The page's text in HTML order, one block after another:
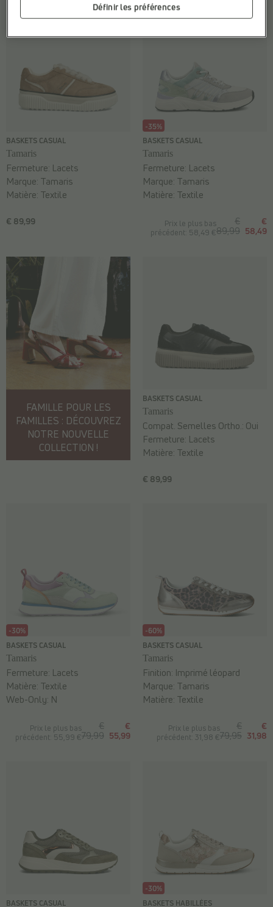
BASKETS CASUAL
Tamaris
€ 89,99
Fermeture: Lacets
Marque: Tamaris
Matière: Textile
-35%
BASKETS CASUAL
Tamaris
Prix le plus bas
précédent: 58,49 €
€
89,99
€
58,49
Fermeture: Lacets
Marque: Tamaris
Matière: Textile
FAMILLE POUR LES
FAMILLES : DÉCOUVREZ
NOTRE NOUVELLE
COLLECTION !
BASKETS CASUAL
Tamaris
€ 89,99
Compat. Semelles Ortho.: Oui
Fermeture: Lacets
Matière: Textile
-30%
BASKETS CASUAL
Tamaris
Prix le plus bas
précédent: 55,99 €
€
79,99
€
55,99
Fermeture: Lacets
Matière: Textile
Web-Only: N
-60%
BASKETS CASUAL
Tamaris
Prix le plus bas
précédent: 31,98 €
€
79,95
€
31,98
Finition: Imprimé léopard
Marque: Tamaris
Matière: Textile
BASKETS CASUAL
-30%
BASKETS HABILLÉES
Définir les préférences